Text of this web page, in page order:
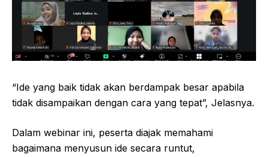
“Ide yang baik tidak akan berdampak besar apabila
tidak disampaikan dengan cara yang tepat”, Jelasnya.
Dalam webinar ini, peserta diajak memahami
bagaimana menyusun ide secara runtut,